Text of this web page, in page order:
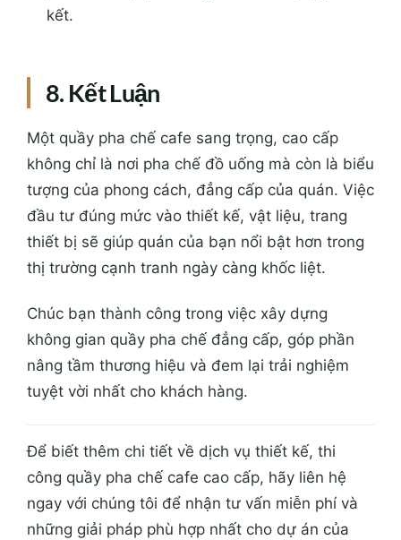
kết.
8. Kết Luận
Một quầy pha chế cafe sang trọng, cao cấp
không chỉ là nơi pha chế đồ uống mà còn là biểu
tượng của phong cách, đẳng cấp của quán. Việc
đầu tư đúng mức vào thiết kế, vật liệu, trang
thiết bị sẽ giúp quán của bạn nổi bật hơn trong
thị trường cạnh tranh ngày càng khốc liệt.
Chúc bạn thành công trong việc xây dựng
không gian quầy pha chế đẳng cấp, góp phần
nâng tầm thương hiệu và đem lại trải nghiệm
tuyệt vời nhất cho khách hàng.
Để biết thêm chi tiết về dịch vụ thiết kế, thi
công quầy pha chế cafe cao cấp, hãy liên hệ
ngay với chúng tôi để nhận tư vấn miễn phí và
những giải pháp phù hợp nhất cho dự án của